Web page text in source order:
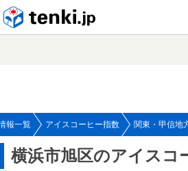
報一覧 アイスコーヒー指数 関東・甲信地
横浜市旭区のアイスコ